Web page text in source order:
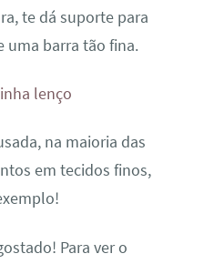
te dá suporte para
uma barra tão fina.
na maioria das
em tecidos finos,
Para ver o